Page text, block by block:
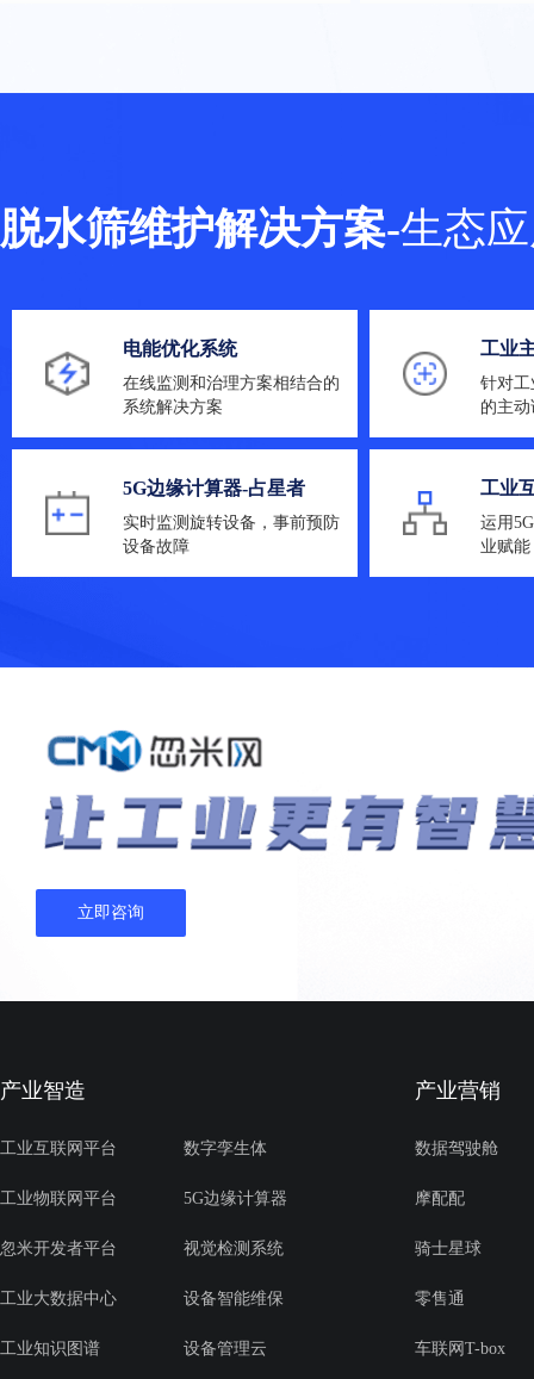
脱水筛维护解决方案-生态
电能优化系统
在线监测和治理方案相结合的
系统解决方案
工业
针对
的主
5G边缘计算器-占星者
实时监测旋转设备，事前预防
设备故障
工业
运用
业赋能
立即咨询
产业智造
工业互联网平台 数字孪生体
工业物联网平台 5G边缘计算器
忽米开发者平台 视觉检测系统
工业大数据中心 设备智能维保
工业知识图谱 设备管理云
产业营销
数据驾驶舱
摩配配
骑士星球
零售通
车联网T-box